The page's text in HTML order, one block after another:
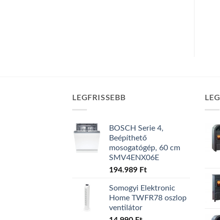
LEGFRISSEBB
BOSCH Serie 4,
Beépíthető
mosogatógép, 60 cm
SMV4ENX06E
194.989 Ft
Somogyi Elektronic
Home TWFR78 oszlop
ventilátor